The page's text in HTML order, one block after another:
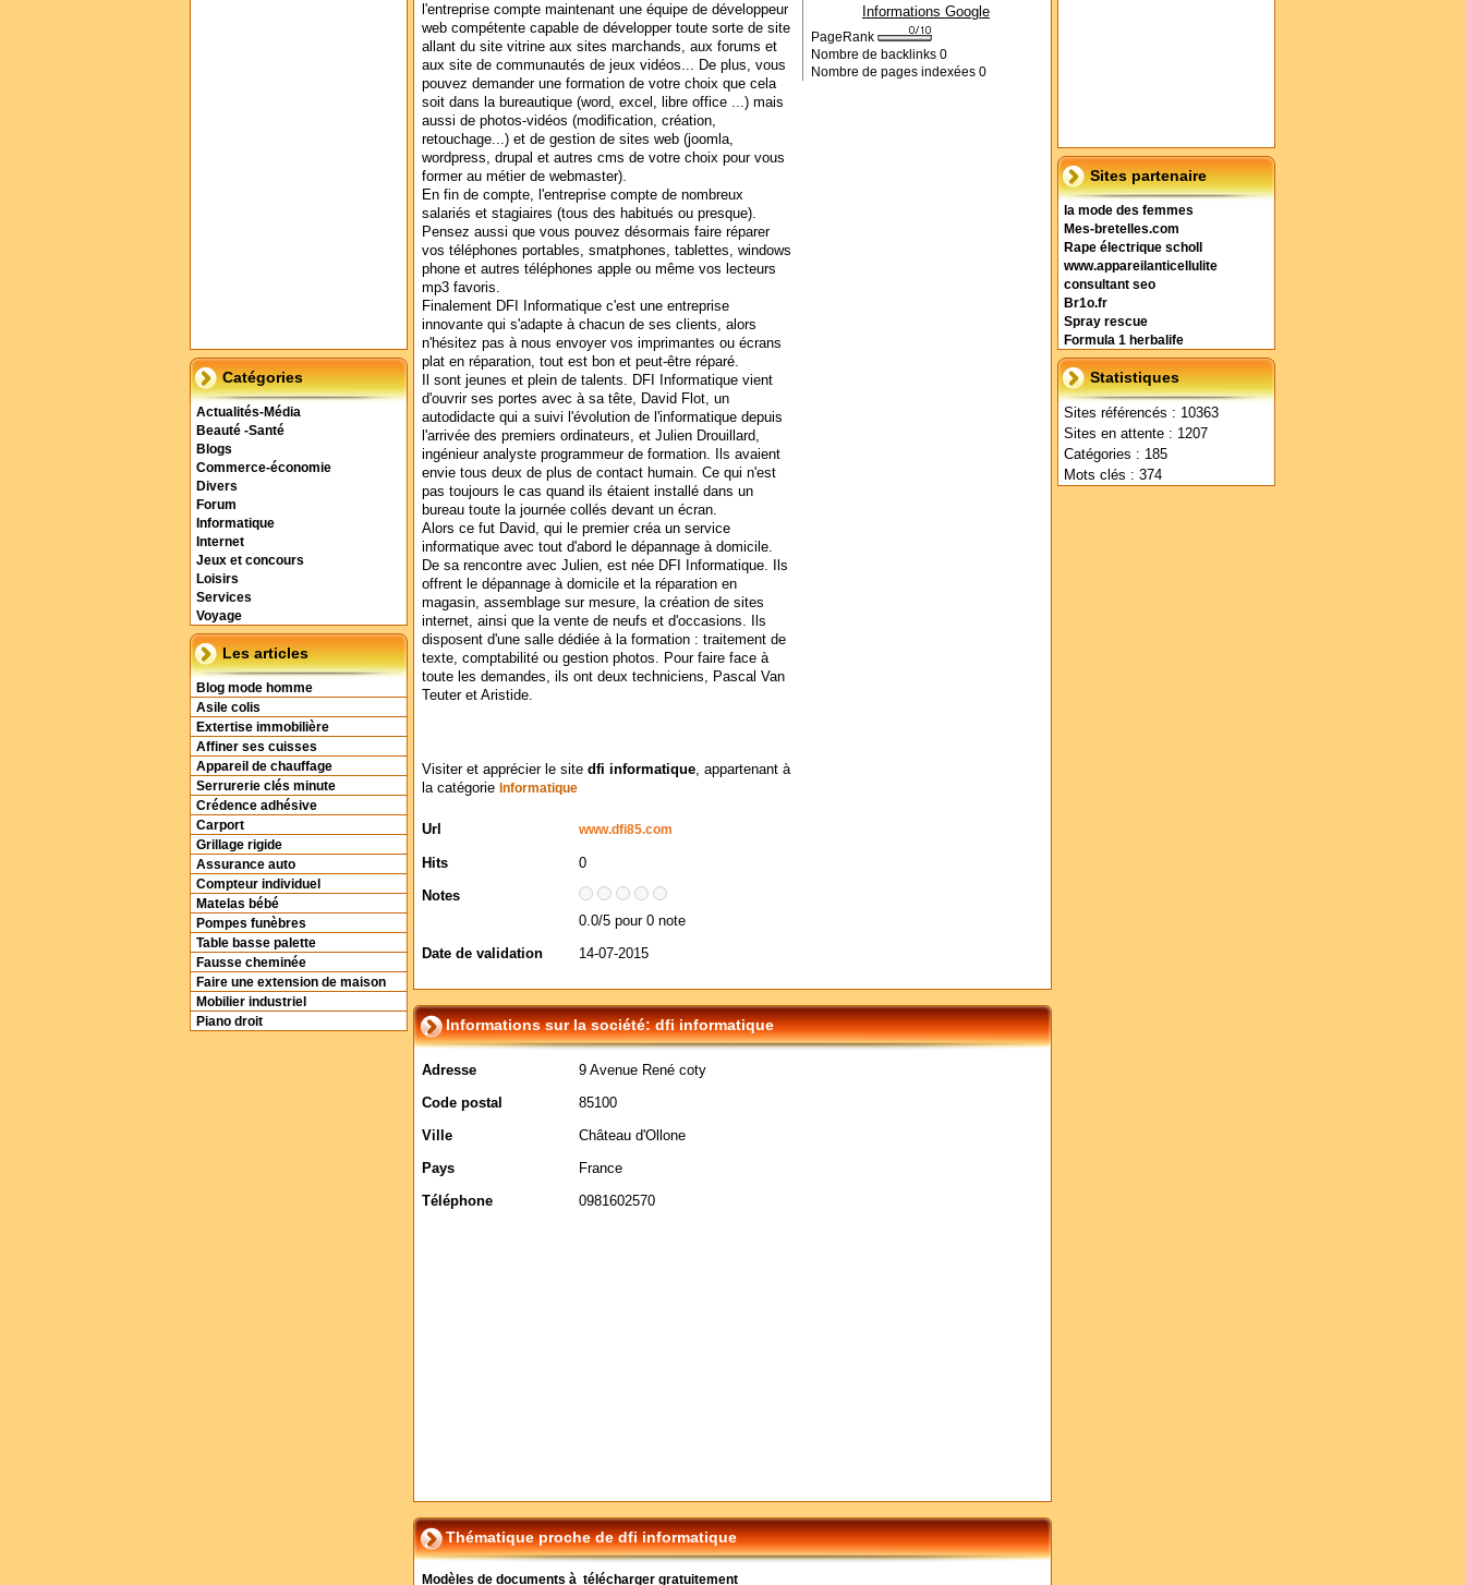
Catégories
Actualités-Média
Beauté -Santé
Blogs
Commerce-économie
Divers
Forum
Informatique
Internet
Jeux et concours
Loisirs
Services
Voyage
Les articles
Blog mode homme
Asile colis
Extertise immobilière
Affiner ses cuisses
Appareil de chauffage
Serrurerie clés minute
Crédence adhésive
Carport
Grillage rigide
Assurance auto
Compteur individuel
Matelas bébé
Pompes funèbres
Table basse palette
Fausse cheminée
Faire une extension de maison
Mobilier industriel
Piano droit
Sites partenaire
la mode des femmes
Mes-bretelles.com
Rape électrique scholl
www.appareilanticellulite
consultant seo
Br1o.fr
Spray rescue
Formula 1 herbalife
Statistiques
Sites référencés : 10363
Sites en attente : 1207
Catégories : 185
Mots clés : 374
l'entreprise compte maintenant une équipe de développeur
web compétente capable de développer toute sorte de site
allant du site vitrine aux sites marchands, aux forums et
aux site de communautés de jeux vidéos... De plus, vous
pouvez demander une formation de votre choix que cela
soit dans la bureautique (word, excel, libre office ...) mais
aussi de photos-vidéos (modification, création,
retouchage...) et de gestion de sites web (joomla,
wordpress, drupal et autres cms de votre choix pour vous
former au métier de webmaster).
En fin de compte, l'entreprise compte de nombreux
salariés et stagiaires (tous des habitués ou presque).
Pensez aussi que vous pouvez désormais faire réparer
vos téléphones portables, smatphones, tablettes, windows
phone et autres téléphones apple ou même vos lecteurs
mp3 favoris.
Finalement DFI Informatique c'est une entreprise
innovante qui s'adapte à chacun de ses clients, alors
n'hésitez pas à nous envoyer vos imprimantes ou écrans
plat en réparation, tout est bon et peut-être réparé.
Il sont jeunes et plein de talents. DFI Informatique vient
d'ouvrir ses portes avec à sa tête, David Flot, un
autodidacte qui a suivi l'évolution de l'informatique depuis
l'arrivée des premiers ordinateurs, et Julien Drouillard,
ingénieur analyste programmeur de formation. Ils avaient
envie tous deux de plus de contact humain. Ce qui n'est
pas toujours le cas quand ils étaient installé dans un
bureau toute la journée collés devant un écran.
Alors ce fut David, qui le premier créa un service
informatique avec tout d'abord le dépannage à domicile.
De sa rencontre avec Julien, est née DFI Informatique. Ils
offrent le dépannage à domicile et la réparation en
magasin, assemblage sur mesure, la création de sites
internet, ainsi que la vente de neufs et d'occasions. Ils
disposent d'une salle dédiée à la formation : traitement de
texte, comptabilité ou gestion photos. Pour faire face à
toute les demandes, ils ont deux techniciens, Pascal Van
Teuter et Aristide.
Visiter et apprécier le site dfi informatique, appartenant à
la catégorie Informatique
Url www.dfi85.com
Hits
0
Notes
0.0/5 pour 0 note
Date de validation
14-07-2015
Informations Google
PageRank
Nombre de backlinks 0
Nombre de pages indexées 0
Informations sur la société: dfi informatique
Adresse
9 Avenue René coty
Code postal
85100
Ville
Château d'Ollone
Pays
France
Téléphone
0981602570
Thématique proche de dfi informatique
Modèles de documents à télécharger gratuitement